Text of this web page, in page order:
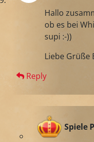
Hallo
ob es bei
supi :-))
Liebe Grüße
Reply
Spiele